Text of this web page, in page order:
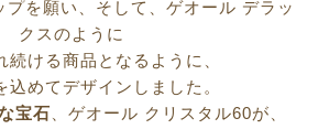
プを願い、そして、ゲオール デラッ
クスのように
続ける商品となるように、
込めてデザインしました。
宝石 、ゲオール クリスタル60が、